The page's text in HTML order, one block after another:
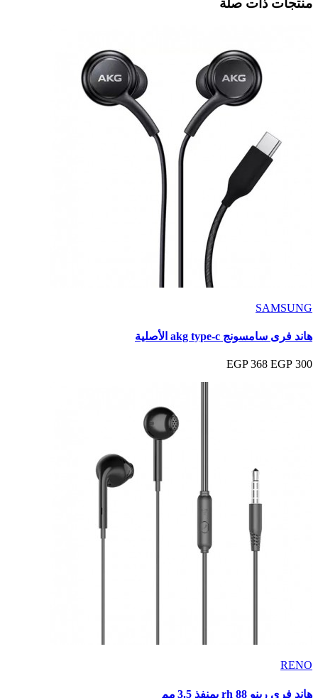
منتجات ذات صلة
SAMSUNG
هاند فرى سامسونج akg type‑c الأصلية
300 EGP
368 EGP
RENO
هاند فرى رينو rh 88 بمنفذ 3.5 مم